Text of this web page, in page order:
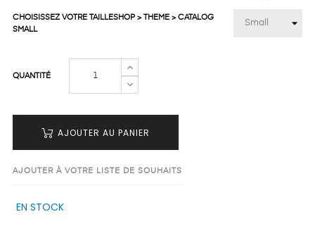
CHOISISSEZ VOTRE TAILLESHOP > THEME > CATALOG
SMALL
QUANTITÉ
AJOUTER AU PANIER
AJOUTER À VOTRE LISTE DE SOUHAITS
EN STOCK